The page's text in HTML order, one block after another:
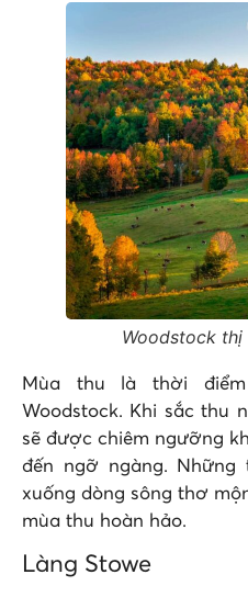
Woodstock thị
Mùa thu là thời
Woodstock. Khi sắc thu
sẽ được chiêm ngưỡng
đến ngỡ ngàng.
xuống dòng sông thơ
mùa thu hoàn hảo.
Làng Stowe